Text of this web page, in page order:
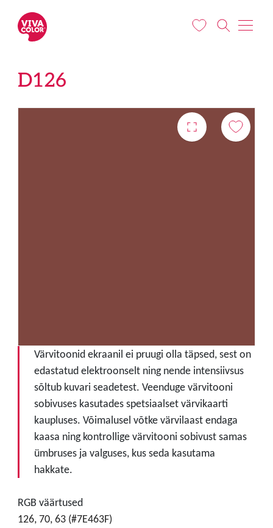
D126
Värvitoonid ekraanil ei pruugi olla täpsed, sest on
edastatud elektroonselt ning nende intensiivsus
sõltub kuvari seadetest. Veenduge värvitooni
sobivuses kasutades spetsiaalset värvikaarti
kaupluses. Võimalusel võtke värvilaast endaga
kaasa ning kontrollige värvitooni sobivust samas
ümbruses ja valguses, kus seda kasutama
hakkate.
RGB väärtused
126, 70, 63 (#7E463F)